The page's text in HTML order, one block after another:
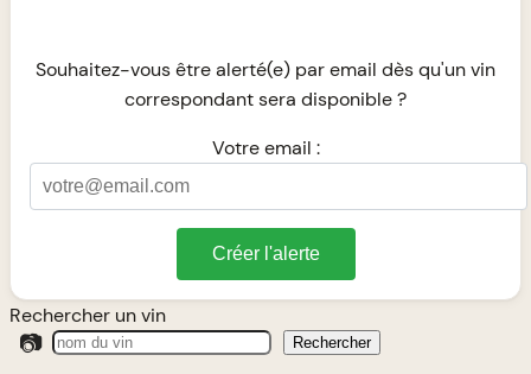
Souhaitez-vous être alerté(e) par email dès qu'un vin
correspondant sera disponible ?
Votre email :
Créer l'alerte
Rechercher un vin
📷 Rechercher